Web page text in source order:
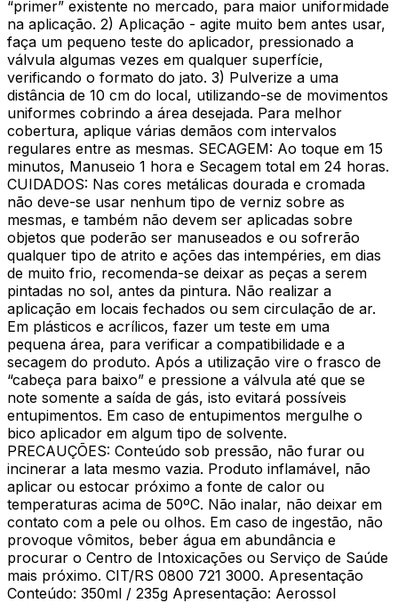
“primer” existente no mercado, para maior uniformidade
na aplicação. 2) Aplicação - agite muito bem antes usar,
faça um pequeno teste do aplicador, pressionado a
válvula algumas vezes em qualquer superfície,
verificando o formato do jato. 3) Pulverize a uma
distância de 10 cm do local, utilizando-se de movimentos
uniformes cobrindo a área desejada. Para melhor
cobertura, aplique várias demãos com intervalos
regulares entre as mesmas. SECAGEM: Ao toque em 15
minutos, Manuseio 1 hora e Secagem total em 24 horas.
CUIDADOS: Nas cores metálicas dourada e cromada
não deve-se usar nenhum tipo de verniz sobre as
mesmas, e também não devem ser aplicadas sobre
objetos que poderão ser manuseados e ou sofrerão
qualquer tipo de atrito e ações das intempéries, em dias
de muito frio, recomenda-se deixar as peças a serem
pintadas no sol, antes da pintura. Não realizar a
aplicação em locais fechados ou sem circulação de ar.
Em plásticos e acrílicos, fazer um teste em uma
pequena área, para verificar a compatibilidade e a
secagem do produto. Após a utilização vire o frasco de
“cabeça para baixo” e pressione a válvula até que se
note somente a saída de gás, isto evitará possíveis
entupimentos. Em caso de entupimentos mergulhe o
bico aplicador em algum tipo de solvente.
PRECAUÇÕES: Conteúdo sob pressão, não furar ou
incinerar a lata mesmo vazia. Produto inflamável, não
aplicar ou estocar próximo a fonte de calor ou
temperaturas acima de 50ºC. Não inalar, não deixar em
contato com a pele ou olhos. Em caso de ingestão, não
provoque vômitos, beber água em abundância e
procurar o Centro de Intoxicações ou Serviço de Saúde
mais próximo. CIT/RS 0800 721 3000. Apresentação
Conteúdo: 350ml / 235g Apresentação: Aerossol